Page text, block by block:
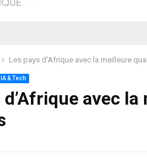
Les pays d’Afrique avec la meilleure
IA & Tech
d’Afrique avec